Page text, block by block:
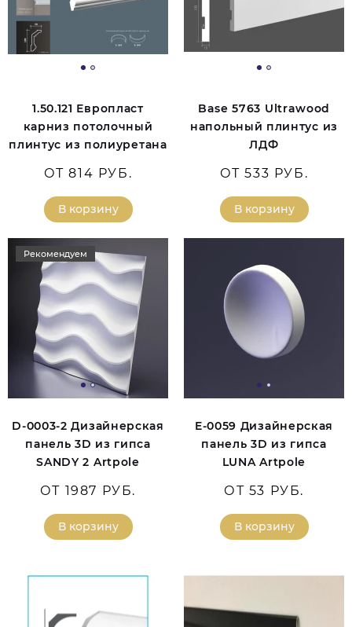
1.50.121 Европласт
карниз потолочный
плинтус из полиуретана
ОТ 814 РУБ.
В корзину
Base 5763 Ultrawood
напольный плинтус из
ЛДФ
ОТ 533 РУБ.
В корзину
Рекомендуем
D-0003-2 Дизайнерская
панель 3D из гипса
SANDY 2 Artpole
ОТ 1987 РУБ.
В корзину
E-0059 Дизайнерская
панель 3D из гипса
LUNA Artpole
ОТ 53 РУБ.
В корзину